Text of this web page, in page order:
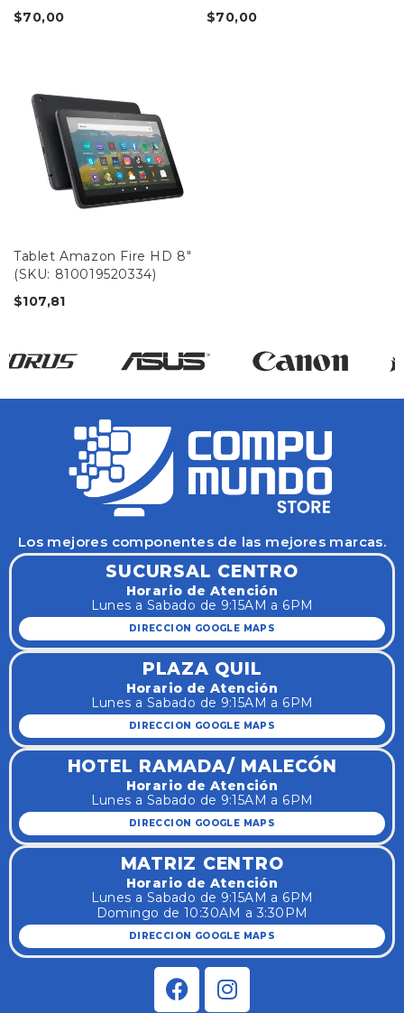
$70,00
$70,00
Tablet Amazon Fire HD 8"
(SKU: 810019520334)
$107,81
Los mejores componentes de las mejores marcas.
SUCURSAL CENTRO
Horario de Atención
Lunes a Sabado de 9:15AM a 6PM
DIRECCION GOOGLE MAPS
PLAZA QUIL
Horario de Atención
Lunes a Sabado de 9:15AM a 6PM
DIRECCION GOOGLE MAPS
HOTEL RAMADA/ MALECÓN
Horario de Atención
Lunes a Sabado de 9:15AM a 6PM
DIRECCION GOOGLE MAPS
MATRIZ CENTRO
Horario de Atención
Lunes a Sabado de 9:15AM a 6PM
Domingo de 10:30AM a 3:30PM
DIRECCION GOOGLE MAPS